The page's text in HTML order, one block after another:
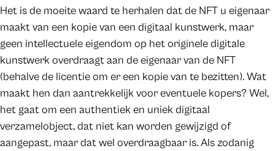
Het is de moeite waard te herhalen dat de NFT u eigenaar
maakt van een kopie van een digitaal kunstwerk, maar
geen intellectuele eigendom op het originele digitale
kunstwerk overdraagt aan de eigenaar van de NFT
(behalve de licentie om er een kopie van te bezitten). Wat
maakt hen dan aantrekkelijk voor eventuele kopers? Wel,
het gaat om een authentiek en uniek digitaal
verzamelobject, dat niet kan worden gewijzigd of
aangepast, maar dat wel overdraagbaar is. Als zodanig